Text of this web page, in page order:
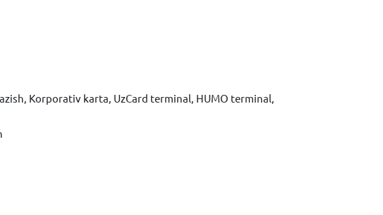
Korporativ karta, UzCard terminal, HUMO terminal,